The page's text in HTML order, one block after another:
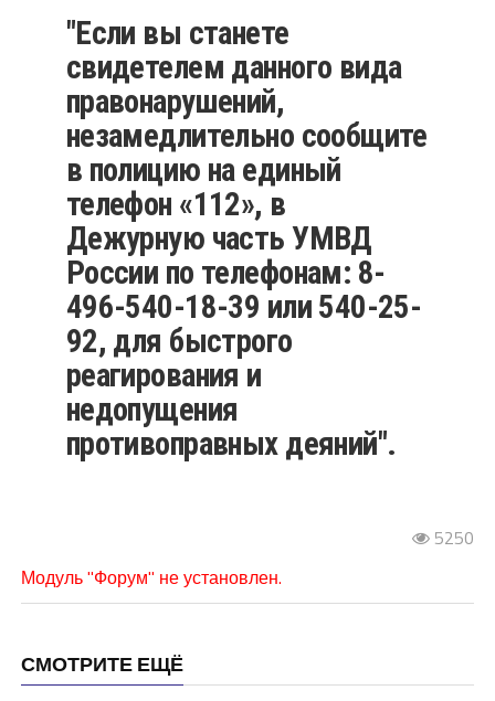
"Если вы станете
свидетелем данного вида
правонарушений,
незамедлительно сообщите
в полицию на единый
телефон «112», в
Дежурную часть УМВД
России по телефонам: 8-
496-540-18-39 или 540-25-
92, для быстрого
реагирования и
недопущения
противоправных деяний".
5250
Модуль "Форум" не установлен.
СМОТРИТЕ ЕЩЁ